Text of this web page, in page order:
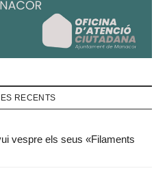
RECENTS
vespre els seus «Filaments